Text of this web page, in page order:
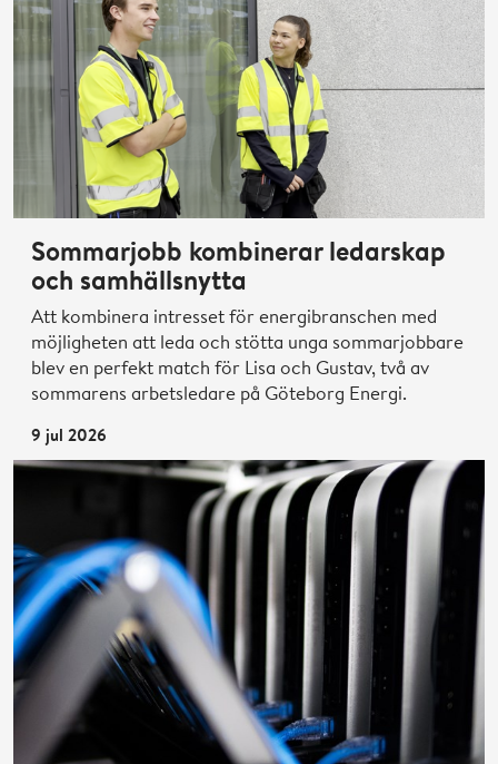
Sommarjobb kombinerar ledarskap
och samhällsnytta
Att kombinera intresset för energibranschen med
möjligheten att leda och stötta unga sommarjobbare
blev en perfekt match för Lisa och Gustav, två av
sommarens arbetsledare på Göteborg Energi.
9 jul 2026